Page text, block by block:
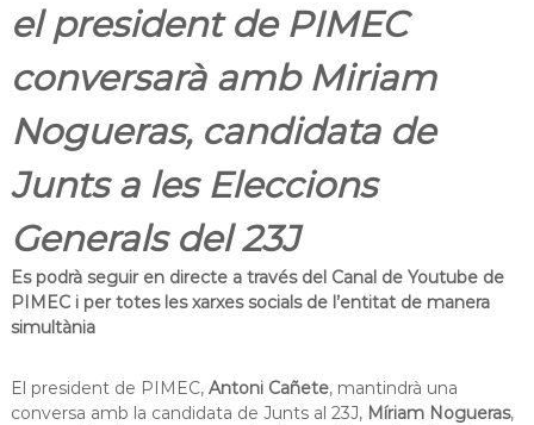
el president de PIMEC
conversarà amb Miriam
Nogueras, candidata de
Junts a les Eleccions
Generals del 23J
Es podrà seguir en directe a través del Canal de Youtube de
PIMEC i per totes les xarxes socials de l’entitat de manera
simultània
El president de PIMEC, Antoni Cañete, mantindrà una
conversa amb la candidata de Junts al 23J, Míriam Nogueras,